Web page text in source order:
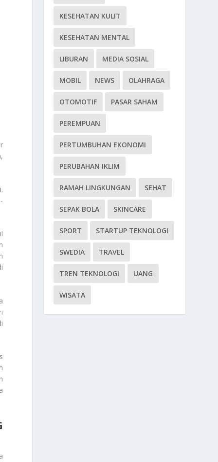
KESEHATAN KULIT
KESEHATAN MENTAL
LIBURAN MEDIA SOSIAL
MOBIL NEWS OLAHRAGA
OTOMOTIF PASAR SAHAM
PEREMPUAN
PERTUMBUHAN EKONOMI
PERUBAHAN IKLIM
RAMAH LINGKUNGAN SEHAT
SEPAK BOLA SKINCARE
SPORT STARTUP TEKNOLOGI
SWEDIA TRAVEL
TREN TEKNOLOGI UANG
WISATA